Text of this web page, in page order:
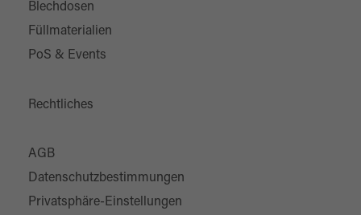
Blechdosen
Füllmaterialien
PoS & Events
Rechtliches
AGB
Datenschutzbestimmungen
Privatsphäre-Einstellungen